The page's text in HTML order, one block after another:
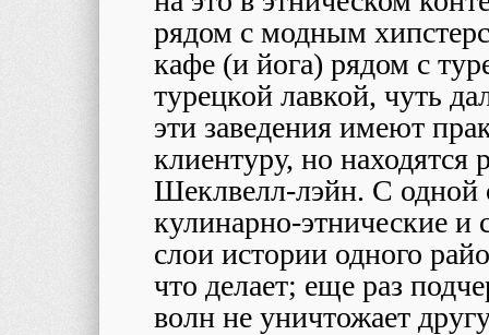
рядом с модным
кафе (и йога) рядом с
турецкой лавкой, чуть
эти заведения имеют
клиентуру, но находятся
Шеклвелл-лэйн. С одной
кулинарно-этнические и
слои истории одного
что делает; еще раз
волн не уничтожает